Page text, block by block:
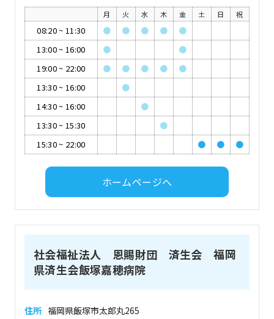
月 火 水 木 金 土 日 祝
08:20~ 11:30 ● ● ● ●
●
13:00~ 16:00 ●
●
19:00~ 22:00 ● ● ● ●
●
13:30~ 16:00
●
14:30~ 16:00
●
13:30~ 15:30
●
15:30~ 22:00 ● ● ●
ホームページへ
社会福祉法人 恩賜財団 済生会 福岡
県済生会飯塚嘉穂病院
住所 福岡県飯塚市太郎丸265